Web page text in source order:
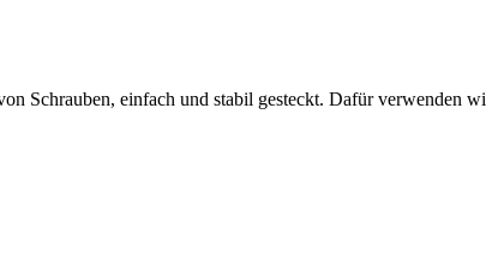
Schrauben, einfach und stabil gesteckt. Dafür verwenden